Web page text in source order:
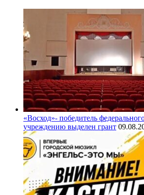
«Восход»- победитель
учреждению выделен грант